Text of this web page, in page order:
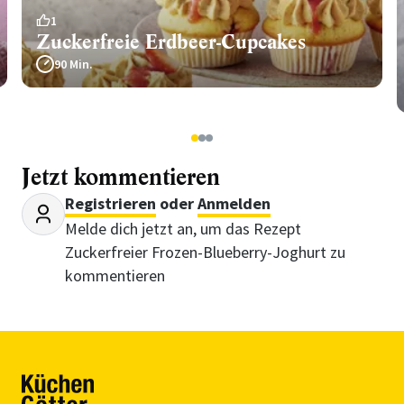
1
Zuckerfreie Erdbeer-Cupcakes
90 Min.
123
Jetzt kommentieren
Registrieren oderAnmelden
Melde dich jetzt an, um das Rezept
Zuckerfreier Frozen-Blueberry-Joghurt zu
kommentieren